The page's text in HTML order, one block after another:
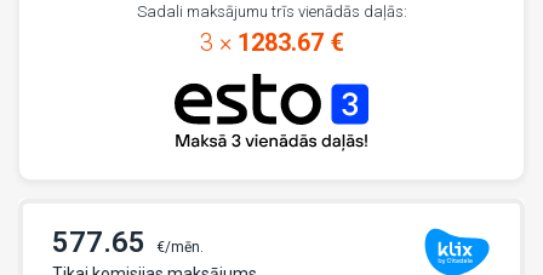
Sadali maksājumu trīs vienādās daļās:
3 × 1283.67 €